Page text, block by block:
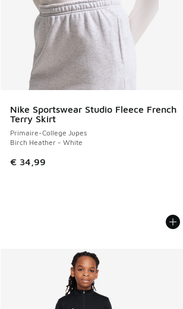
Nike Sportswear Studio Fleece French
Terry Skirt
Primaire-College Jupes
Birch Heather - White
€ 34,99